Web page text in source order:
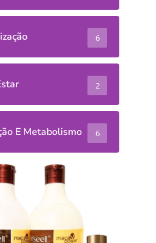
6
2
E Metabolismo 6